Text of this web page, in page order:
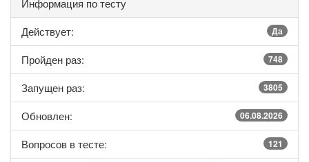
Информация по тесту
Действует:
Да
Пройден раз: 748
Запущен раз: 3805
Обновлен: 06.08.2026
Вопросов в тесте: 121